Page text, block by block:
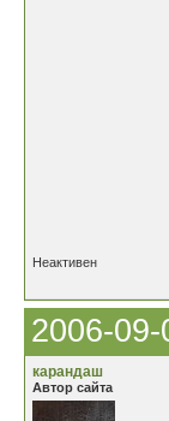
Неактивен
2006-
карандаш
Автор сайта